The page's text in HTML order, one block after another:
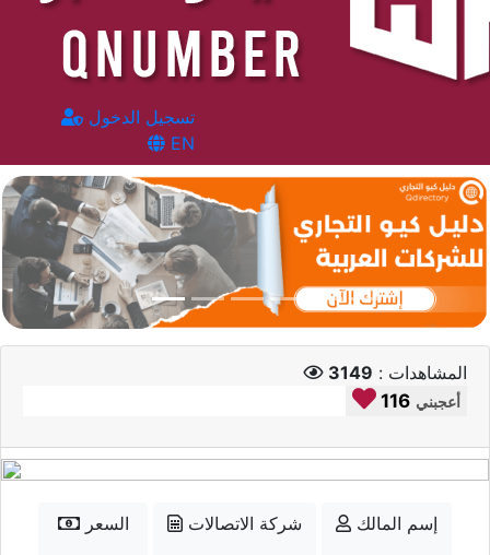
تسجيل الدخول
EN
المشاهدات : 3149
116 أعجبني
السعر
شركة الاتصالات
إسم المالك